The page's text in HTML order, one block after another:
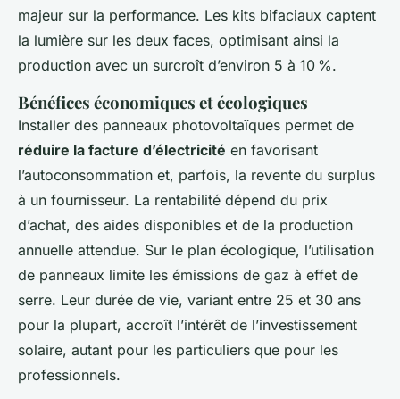
majeur sur la performance. Les kits bifaciaux captent
la lumière sur les deux faces, optimisant ainsi la
production avec un surcroît d’environ 5 à 10 %.
Bénéfices économiques et écologiques
Installer des panneaux photovoltaïques permet de
réduire la facture d’électricité en favorisant
l’autoconsommation et, parfois, la revente du surplus
à un fournisseur. La rentabilité dépend du prix
d’achat, des aides disponibles et de la production
annuelle attendue. Sur le plan écologique, l’utilisation
de panneaux limite les émissions de gaz à effet de
serre. Leur durée de vie, variant entre 25 et 30 ans
pour la plupart, accroît l’intérêt de l’investissement
solaire, autant pour les particuliers que pour les
professionnels.